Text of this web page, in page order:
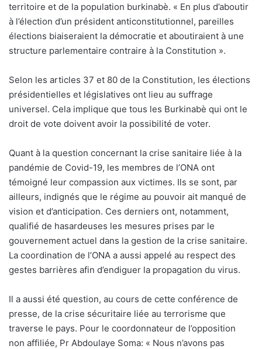
territoire et de la population burkinabè. « En plus d’aboutir
à l’élection d’un président anticonstitutionnel, pareilles
élections biaiseraient la démocratie et aboutiraient à une
structure parlementaire contraire à la Constitution ».
Selon les articles 37 et 80 de la Constitution, les élections
présidentielles et législatives ont lieu au suffrage
universel. Cela implique que tous les Burkinabè qui ont le
droit de vote doivent avoir la possibilité de voter.
Quant à la question concernant la crise sanitaire liée à la
pandémie de Covid-19, les membres de l’ONA ont
témoigné leur compassion aux victimes. Ils se sont, par
ailleurs, indignés que le régime au pouvoir ait manqué de
vision et d’anticipation. Ces derniers ont, notamment,
qualifié de hasardeuses les mesures prises par le
gouvernement actuel dans la gestion de la crise sanitaire.
La coordination de l’ONA a aussi appelé au respect des
gestes barrières afin d’endiguer la propagation du virus.
Il a aussi été question, au cours de cette conférence de
presse, de la crise sécuritaire liée au terrorisme que
traverse le pays. Pour le coordonnateur de l’opposition
non affiliée, Pr Abdoulaye Soma: « Nous n’avons pas